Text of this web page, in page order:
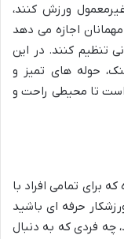
ورزش کنند،
اجازه می دهد
تنظیم کنند. در این
حوله های تمیز و
است تا محیطی راحت و
برای تمامی افراد با
حرفه ای باشید
فردی که به دنبال